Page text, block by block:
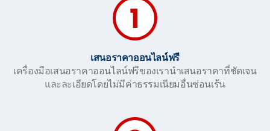
เสนอราคาออนไลน์ฟรี
เครื่องมือเสนอราคาออนไลน์ฟรีของเรานำเสนอราคาที่ชัดเจน
และละเอียดโดยไม่มีค่าธรรมเนียมอื่นซ่อนเร้น